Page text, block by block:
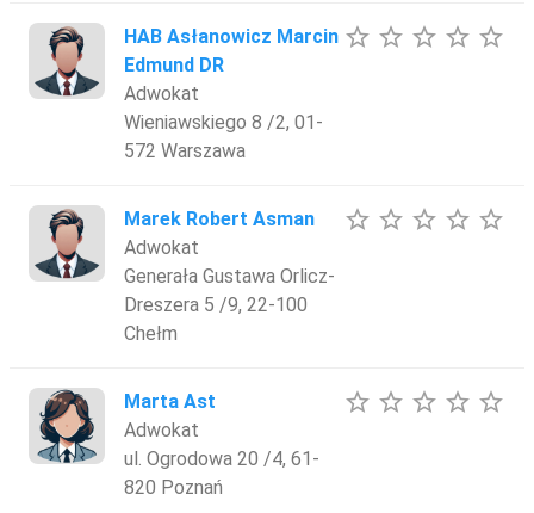
HAB Asłanowicz Marcin
Edmund DR
Adwokat
Wieniawskiego 8 /2, 01-
572 Warszawa
star_border star_border star_border star_border star_border
Marek Robert Asman
Adwokat
Generała Gustawa Orlicz-
Dreszera 5 /9, 22-100
Chełm
star_border star_border star_border star_border star_border
Marta Ast
Adwokat
ul. Ogrodowa 20 /4, 61-
820 Poznań
star_border star_border star_border star_border star_border